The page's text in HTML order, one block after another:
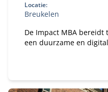
Locatie:
Breukelen
De Impact MBA bereidt
een duurzame en